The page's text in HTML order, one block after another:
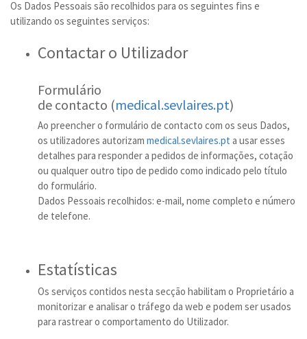
Os Dados Pessoais são recolhidos para os seguintes fins e
utilizando os seguintes serviços:
Contactar o Utilizador
Formulário
de contacto (medical.sevlaires.pt)
Ao preencher o formulário de contacto com os seus Dados,
os utilizadores autorizam medical.sevlaires.pt a usar esses
detalhes para responder a pedidos de informações, cotação
ou qualquer outro tipo de pedido como indicado pelo título
do formulário.
Dados Pessoais recolhidos: e-mail, nome completo e número
de telefone.
Estatísticas
Os serviços contidos nesta secção habilitam o Proprietário a
monitorizar e analisar o tráfego da web e podem ser usados
para rastrear o comportamento do Utilizador.